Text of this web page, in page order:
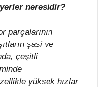
yerler neresidir?
parçalarının
şasi ve
çeşitli
yüksek hızlar